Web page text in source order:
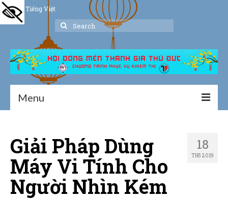
Tiếng Việt
Search
Menu
Giới thiệu
Hoạt động
Thư viện
18
TH5 2019
Giải Pháp Dùng
Máy Vi Tính Cho
Người Nhìn Kém